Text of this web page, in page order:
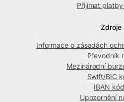
Přijímat
Zdroje
Informace o zásadách
Převodník
Mezinárodní
Swift/BIC
IBAN
Upozornění